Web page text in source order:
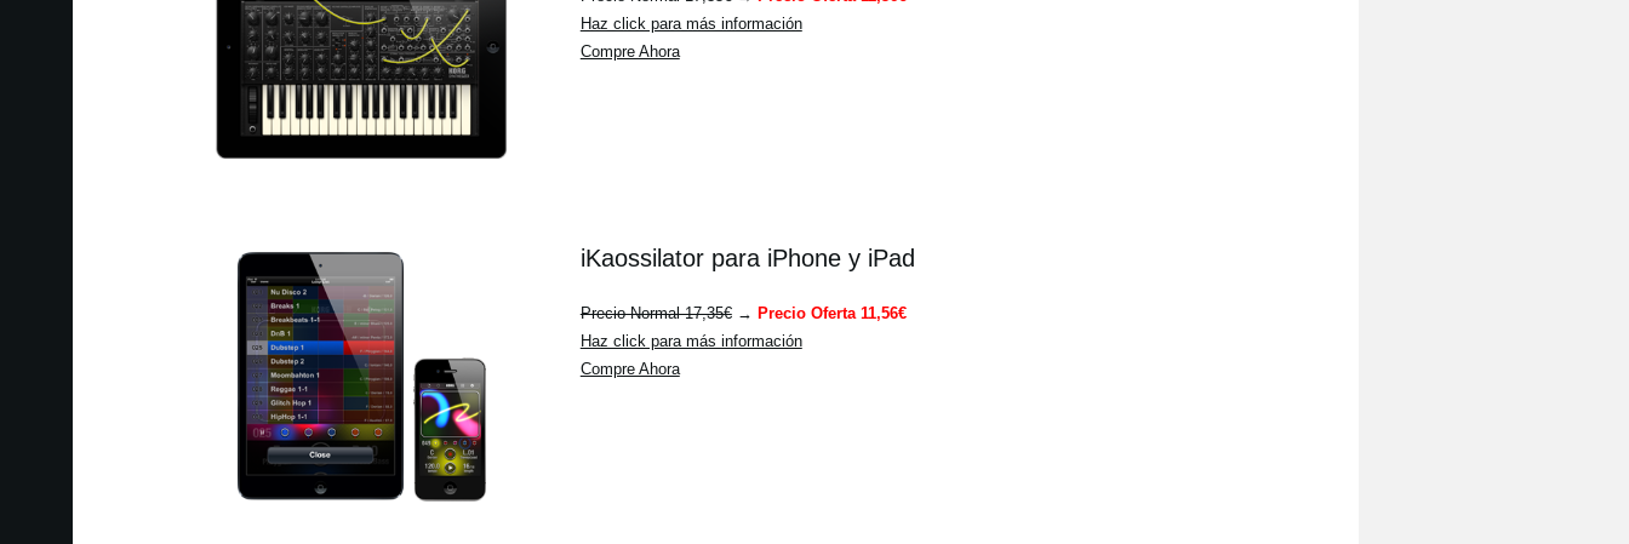
Haz click para más información
Compre Ahora
iKaossilator para iPhone y iPad
Precio Normal 17,35€→ Precio Oferta 11,56€
Haz click para más información
Compre Ahora